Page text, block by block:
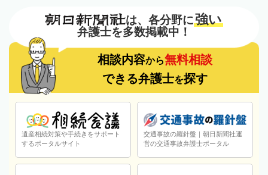
は、各分野に強い
弁護士を多数掲載中！
相談内容から無料相談
できる弁護士を探す
遺産相続対策や手続きをサポート
するポータルサイト
交通事故の羅針盤｜朝日新聞社運
営の交通事故弁護士ポータル